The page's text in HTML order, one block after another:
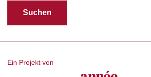
Ein Projekt von